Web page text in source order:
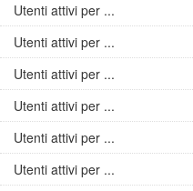
Utenti attivi per ...
Utenti attivi per ...
Utenti attivi per ...
Utenti attivi per ...
Utenti attivi per ...
Utenti attivi per ...